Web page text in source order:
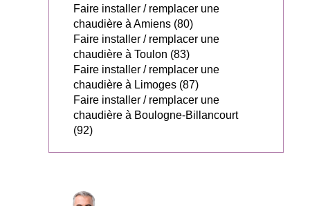
Faire installer / remplacer une
chaudière à Amiens (80)
Faire installer / remplacer une
chaudière à Toulon (83)
Faire installer / remplacer une
chaudière à Limoges (87)
Faire installer / remplacer une
chaudière à Boulogne-Billancourt
(92)